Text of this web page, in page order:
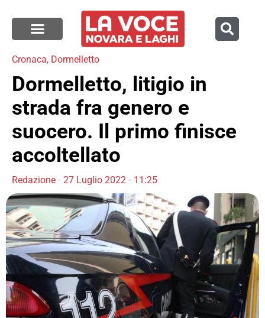
Cronaca, Dormelletto
Dormelletto, litigio in
strada fra genero e
suocero. Il primo finisce
accoltellato
Redazione 27 Luglio 2022 11:25